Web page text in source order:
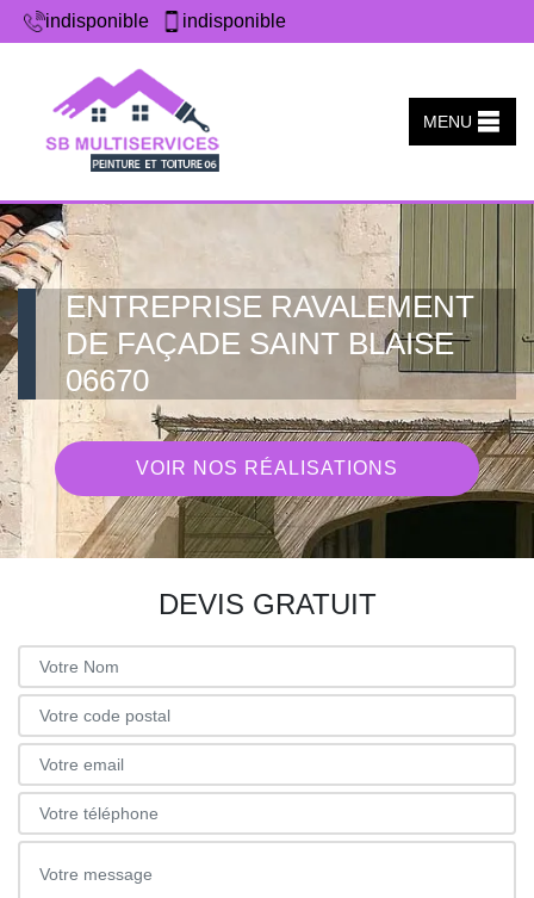
indisponible indisponible
MENU
ENTREPRISE RAVALEMENT
DE FAÇADE SAINT BLAISE
06670
VOIR NOS RÉALISATIONS
DEVIS GRATUIT